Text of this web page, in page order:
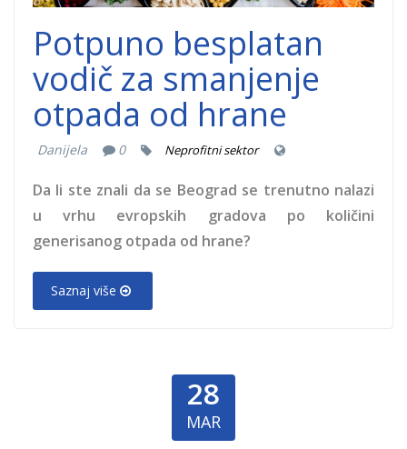
Potpuno besplatan
vodič za smanjenje
otpada od hrane
Danijela 0 Neprofitni sektor
Da li ste znali da se Beograd se trenutno nalazi
u vrhu evropskih gradova po količini
generisanog otpada od hrane?
Saznaj više
28
MAR